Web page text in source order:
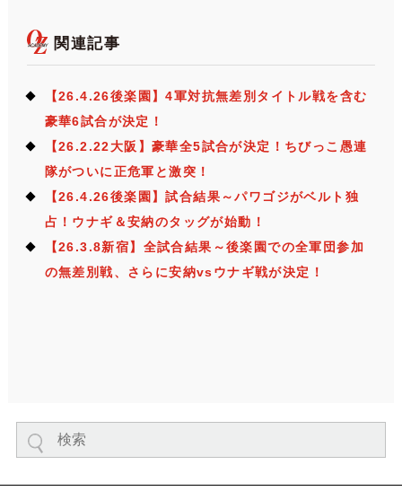
関連記事
【26.4.26後楽園】4軍対抗無差別タイトル戦を含む
豪華6試合が決定！
【26.2.22大阪】豪華全5試合が決定！ちびっこ愚連
隊がついに正危軍と激突！
【26.4.26後楽園】試合結果～パワゴジがベルト独
占！ウナギ＆安納のタッグが始動！
【26.3.8新宿】全試合結果～後楽園での全軍団参加
の無差別戦、さらに安納vsウナギ戦が決定！